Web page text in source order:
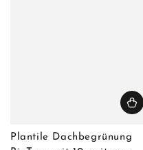
Plantile Dachbegrünung